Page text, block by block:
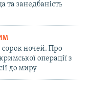
та занедбаність
сорок ночей. Про
операції з
до миру